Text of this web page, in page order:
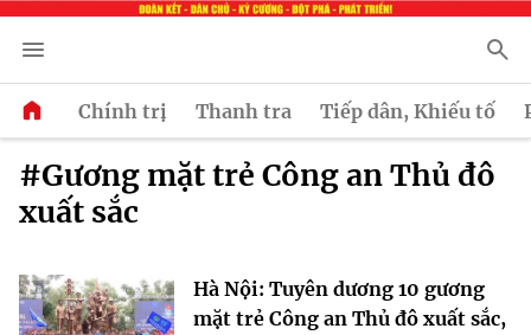
Chính trị Thanh tra Tiếp dân, Khiếu tố
#Gương mặt trẻ Công an Thủ đô
xuất sắc
Hà Nội: Tuyên dương 10 gương
mặt trẻ Công an Thủ đô xuất sắc,